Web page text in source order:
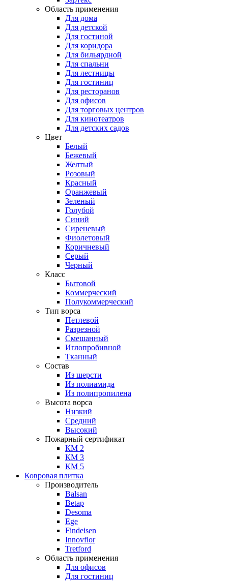
Область применения
Для дома
Для детской
Для гостиной
Для коридора
Для бильярдной
Для спальни
Для лестницы
Для гостиниц
Для ресторанов
Для офисов
Для торговых центров
Для кинотеатров
Для детских садов
Цвет
Белый
Бежевый
Желтый
Розовый
Красный
Оранжевый
Зеленый
Голубой
Синий
Сиреневый
Фиолетовый
Коричневый
Серый
Черный
Класс
Бытовой
Коммерческий
Полукоммерческий
Тип ворса
Петлевой
Разрезной
Смешанный
Иглопробивной
Тканный
Состав
Из шерсти
Из полиамида
Из полипропилена
Высота ворса
Низкий
Средний
Высокий
Пожарный сертификат
КМ 2
КМ 3
КМ 5
Ковровая плитка
Производитель
Balsan
Betap
Desoma
Ege
Findeisen
Innovflor
Tretford
Область применения
Для офисов
Для гостиниц